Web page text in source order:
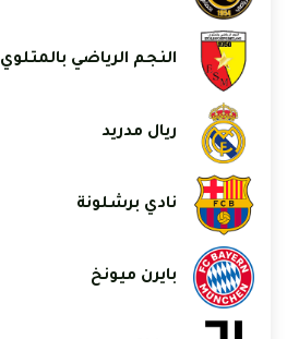
النجم الرياضي بالمتلوي
ريال مدريد
نادي برشلونة
بايرن ميونخ